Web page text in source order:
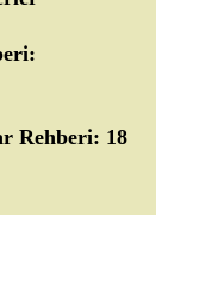
Rehberi: 18